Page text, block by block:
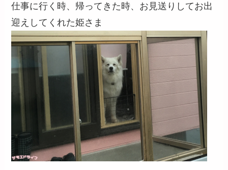
仕事に行く時、帰ってきた時、お見送りしてお出
迎えしてくれた姫さま